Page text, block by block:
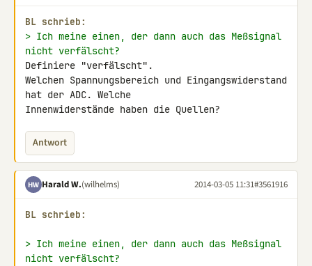
BL schrieb:
> Ich meine einen, der dann auch das Meßsignal
nicht verfälscht?
Definiere "verfälscht".
Welchen Spannungsbereich und Eingangswiderstand
hat der ADC. Welche
Innenwiderstände haben die Quellen?
Antwort
HW Harald W.(wilhelms) 2014-03-05 11:31#3561916
BL schrieb:
> Ich meine einen, der dann auch das Meßsignal
nicht verfälscht?